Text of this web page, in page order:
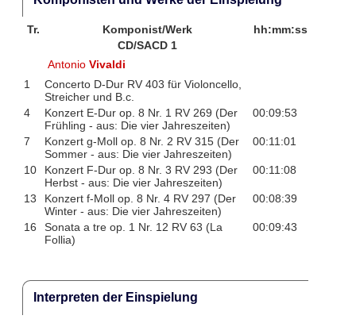
Tr. Komponist/Werk
hh:mm:ss
CD/SACD 1
AntonioVivaldi
1
Concerto D-Dur RV 403 für Violoncello,
Streicher und B.c.
4
Konzert E-Dur op. 8 Nr. 1 RV 269 (Der
Frühling - aus: Die vier Jahreszeiten)
00:09:53
7
Konzert g-Moll op. 8 Nr. 2 RV 315 (Der
Sommer - aus: Die vier Jahreszeiten)
00:11:01
10
Konzert F-Dur op. 8 Nr. 3 RV 293 (Der
Herbst - aus: Die vier Jahreszeiten)
00:11:08
13
Konzert f-Moll op. 8 Nr. 4 RV 297 (Der
Winter - aus: Die vier Jahreszeiten)
00:08:39
16
Sonata a tre op. 1 Nr. 12 RV 63 (La
Follia)
00:09:43
Interpreten der Einspielung